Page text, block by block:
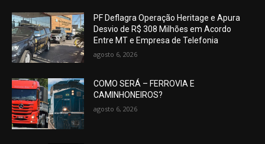
PF Deflagra Operação Heritage e Apura
Desvio de R$ 308 Milhões em Acordo
Entre MT e Empresa de Telefonia
agosto 6, 2026
COMO SERÁ – FERROVIA E
CAMINHONEIROS?
agosto 6, 2026